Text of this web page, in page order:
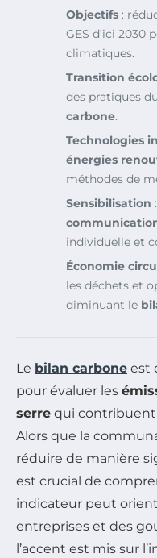
Objectifs :
GES d’ici 2030
climatiques.
Transition
des pratiques
carbone.
Technologies
énergies
méthodes de
Sensibilisation
individuelle et
Économie
les déchets et
diminuant le
Le bilan carbone est
pour évaluer les
serre qui contribuent
Alors que la
réduire de manière
est crucial de
indicateur peut
entreprises et des
l’accent est mis sur